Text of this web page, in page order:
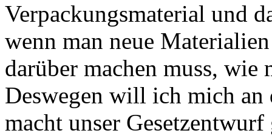
Verpackungsmaterial und
wenn man neue
darüber machen muss, wie
Deswegen will ich mich
macht unser